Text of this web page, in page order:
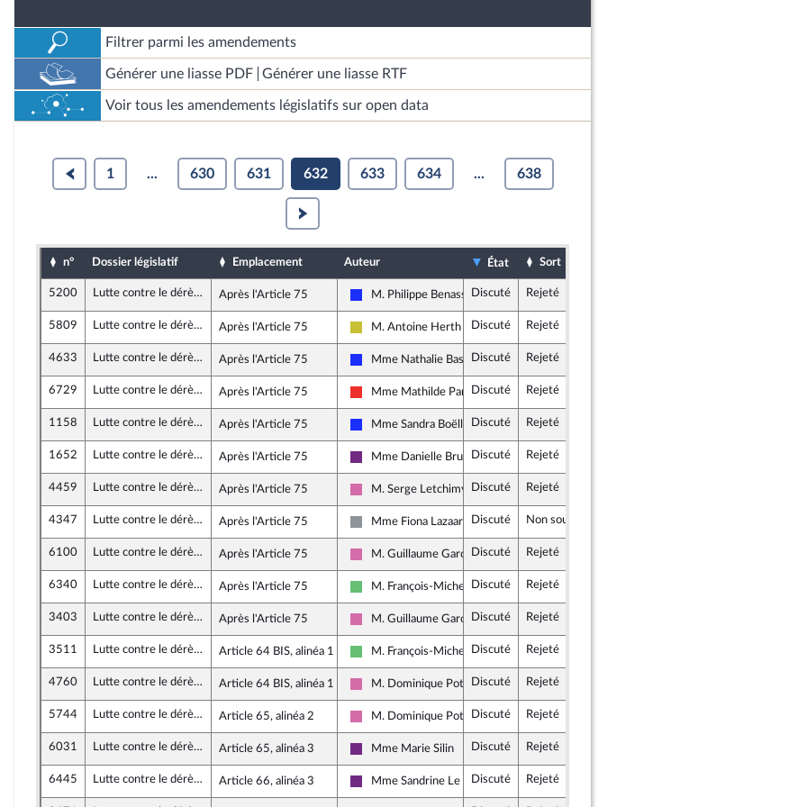
Filtrer parmi les amendements
Générer une liasse PDF Générer une liasse RTF
Voir tous les amendements législatifs sur open data
1 ... 630 631 632 633 634 ... 638
n° Dossier législatif Emplacement Auteur État Sort
5200 Lutte contre le dérèglement climatique Après l'Article 75
Les Républicains
M. Philippe BenassayaDiscuté Rejeté
5809 Lutte contre le dérèglement climatique Après l'Article 75
Agir ensemble
M. Antoine Herth Discuté Rejeté
4633 Lutte contre le dérèglement climatique Après l'Article 75
Les Républicains
Mme Nathalie BassireDiscuté Rejeté
6729 Lutte contre le dérèglement climatique Après l'Article 75
La France insoumise
Mme Mathilde PanotDiscuté Rejeté
1158 Lutte contre le dérèglement climatique Après l'Article 75
Les Républicains
Mme Sandra Boëlle Discuté Rejeté
1652 Lutte contre le dérèglement climatique Après l'Article 75
La République en Marche
Mme Danielle BruleboisDiscuté Rejeté
4459 Lutte contre le dérèglement climatique Après l'Article 75
Socialistes et apparentés
M. Serge Letchimy Discuté Rejeté
4347 Lutte contre le dérèglement climatique Après l'Article 75
Non inscrit
Mme Fiona Lazaar Discuté Non soutenu
6100 Lutte contre le dérèglement climatique Après l'Article 75
Socialistes et apparentés
M. Guillaume Garot Discuté Rejeté
6340 Lutte contre le dérèglement climatique Après l'Article 75
Libertés et Territoires
M. François-Michel Lambert
Discuté Rejeté
3403 Lutte contre le dérèglement climatique Après l'Article 75
Socialistes et apparentés
M. Guillaume Garot Discuté Rejeté
3511 Lutte contre le dérèglement climatique Article 64 BIS, alinéa 1
Libertés et Territoires
M. François-Michel Lambert
Discuté Rejeté
4760 Lutte contre le dérèglement climatique Article 64 BIS, alinéa 1
Socialistes et apparentés
M. Dominique PotierDiscuté Rejeté
5744 Lutte contre le dérèglement climatique Article 65, alinéa 2
Socialistes et apparentés
M. Dominique PotierDiscuté Rejeté
6031 Lutte contre le dérèglement climatique Article 65, alinéa 3
La République en Marche
Mme Marie Silin Discuté Rejeté
6445 Lutte contre le dérèglement climatique Article 66, alinéa 3
La République en Marche
Mme Sandrine Le FeurDiscuté Rejeté